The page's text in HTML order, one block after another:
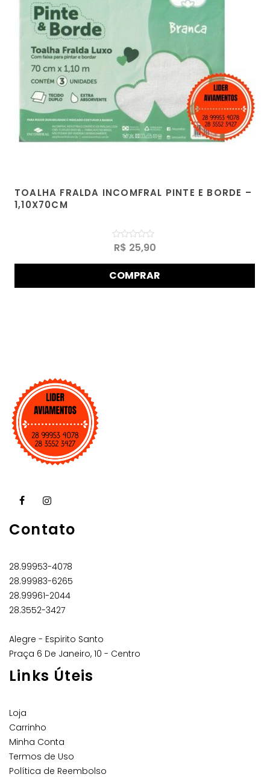
TOALHA FRALDA INCOMFRAL PINTE E BORDE –
1,10X70CM
Avaliação
0
5
R$ 25,90
COMPRAR
Contato
28.99953-4078
28.99983-6265
28.99961-2044
28.3552-3427
Alegre - Espirito Santo
Praça 6 De Janeiro, 10 - Centro
Links Úteis
Loja
Carrinho
Minha Conta
Termos de Uso
Política de Reembolso